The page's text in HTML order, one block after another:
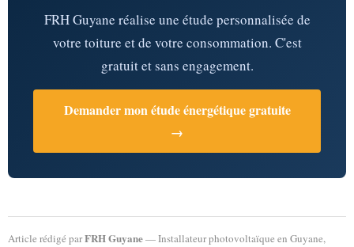
FRH Guyane réalise une étude personnalisée de
votre toiture et de votre consommation. C'est
gratuit et sans engagement.
Demander mon étude énergétique gratuite
→
Article rédigé parFRH Guyane— Installateur photovoltaïque en Guyane,